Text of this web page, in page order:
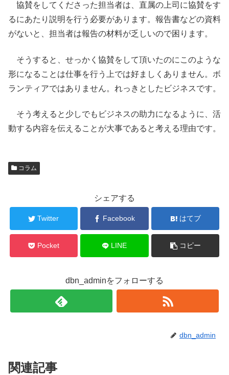
協賛をしてくださった担当者は、直属の上司に協賛をす
るにあたり説明を行う必要があります。報告書などの資料
がないと、担当者は報告の材料が乏しいので困ります。
そうすると、せっかく協賛をして頂いたのにこのような
形になることは仕事を行う上では好ましくありません。ボ
ランティアではありません。れっきとしたビジネスです。
そう考えると少しでもビジネスの助力になるように、活
動する内容を伝えることが大事であると考える理由です。
コラム
シェアする
Twitter Facebook はてブ
Pocket LINE コピー
dbn_adminをフォローする
dbn_admin
関連記事